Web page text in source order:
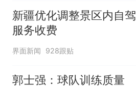
新疆优化调整景区内自驾
服务收费
界面新闻 928跟贴
郭士强：球队训练质量